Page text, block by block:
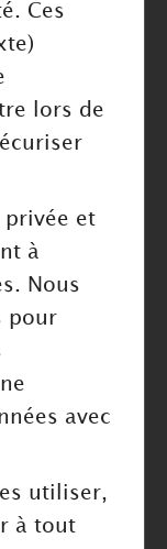
Ces
lors de
privée et
à
Nous
pour
avec
utiliser,
à tout